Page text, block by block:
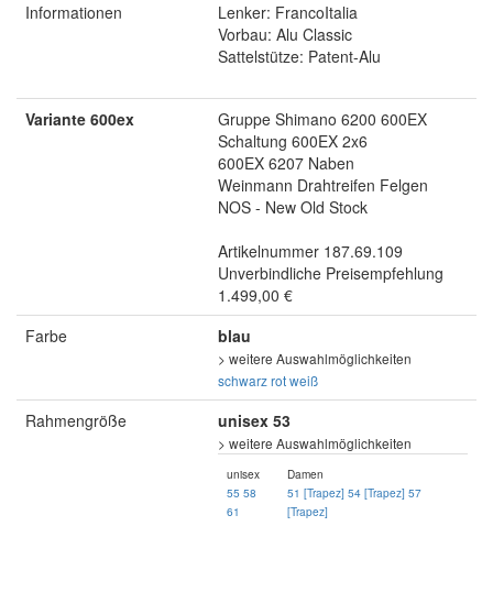
Informationen
Lenker: FrancoItalia
Vorbau: Alu Classic
Sattelstütze: Patent-Alu
Variante 600ex
Gruppe Shimano 6200 600EX
Schaltung 600EX 2x6
600EX 6207 Naben
Weinmann Drahtreifen Felgen
NOS - New Old Stock
Artikelnummer 187.69.109
Unverbindliche Preisempfehlung
1.499,00 €
Farbe
blau
> weitere Auswahlmöglichkeiten
schwarzrotweiß
Rahmengröße unisex 53
> weitere Auswahlmöglichkeiten
unisex
55 58
61
Damen
51 [Trapez] 54 [Trapez] 57
[Trapez]